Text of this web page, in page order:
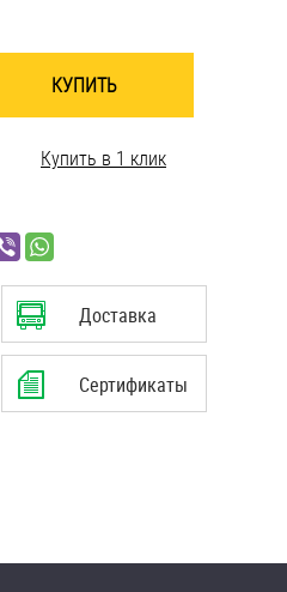
КУПИТЬ
Купить в 1 клик
Доставка
Сертификаты